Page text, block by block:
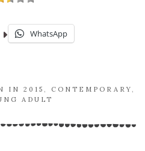
WhatsApp
IN 2015 CONTEMPORARY
ADULT